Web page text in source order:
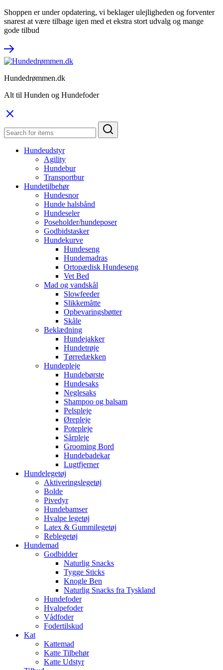
Shoppen er under opdatering, vi beklager ulejligheden og forventer
snarest at være tilbage igen med et ekstra stort udvalg og mange
gode tilbud
Hundedrømmen.dk
Alt til Hunden og Hundefoder
Hundeudstyr
Agility
Hundebur
Transportbur
Hundetilbehør
Hundesnor
Hunde halsbånd
Hundeseler
Poseholder/hundeposer
Godbidstasker
Hundekurve
Hundeseng
Hundemadras
Ortopædisk Hundeseng
Vet Bed
Mad og vandskål
Slowfeeder
Slikkemåtte
Opbevaringsbøtter
Skåle
Beklædning
Hundejakker
Hundetrøje
Tørredækken
Hundepleje
Hundebørste
Hundesaks
Neglesaks
Shampoo og balsam
Pelspleje
Ørepleje
Potepleje
Sårpleje
Grooming Bord
Hundebadekar
Lugtfjerner
Hundelegetøj
Aktiveringslegetøj
Bolde
Pivedyr
Hundebamser
Hvalpe legetøj
Latex & Gummilegetøj
Reblegetøj
Hundemad
Godbidder
Naturlig Snacks
Tygge Sticks
Knogle Ben
Naturlig Snacks fra Tyskland
Hundefoder
Hvalpefoder
Vådfoder
Fodertilskud
Kat
Kattemad
Katte Tilbehør
Katte Udstyr